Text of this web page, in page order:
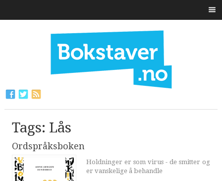
Tags: Lås
Ordspråksboken
Holdninger er som virus - de smitter og
er vanskelige å behandle